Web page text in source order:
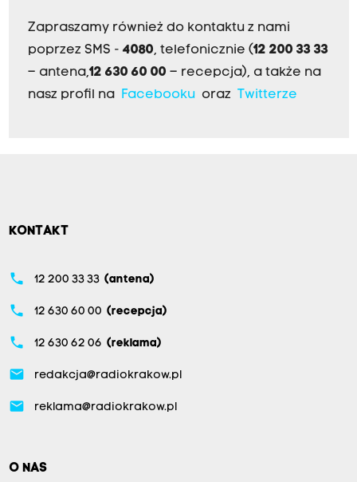
Zapraszamy również do kontaktu z nami
poprzez SMS - 4080, telefonicznie (12 200 33 33
– antena,12 630 60 00 – recepcja), a także na
nasz profil na
Facebookuoraz Twitterze
KONTAKT
phone 12 200 33 33 (antena)
phone 12 630 60 00 (recepcja)
phone 12 630 62 06 (reklama)
email redakcja@radiokrakow.pl
email reklama@radiokrakow.pl
O NAS